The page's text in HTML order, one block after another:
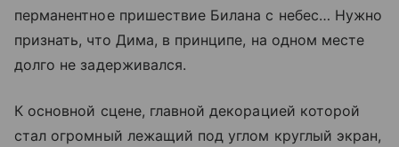
перманентное пришествие Билана с небес… Нужно
признать, что Дима, в принципе, на одном месте
долго не задерживался.
К основной сцене, главной декорацией которой
стал огромный лежащий под углом круглый экран,